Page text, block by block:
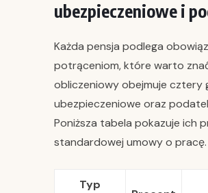
ubezpieczeniowe i
Każda pensja podlega
potrąceniom, które warto
obliczeniowy obejmuje cztery
ubezpieczeniowe oraz
Poniższa tabela pokazuje ich
standardowej umowy o pracę.
Typ